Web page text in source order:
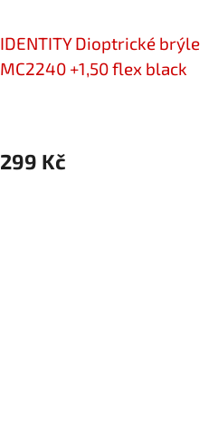
IDENTITY Dioptrické brýle
MC2240 +1,50 flex black
299 Kč